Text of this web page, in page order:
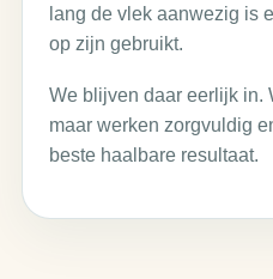
lang de vlek aanwezig is
op zijn gebruikt.
We blijven daar eerlijk in.
maar werken zorgvuldig
beste haalbare resultaat.